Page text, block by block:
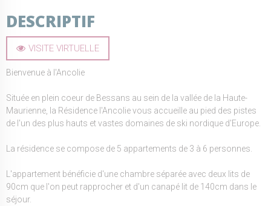
DESCRIPTIF
VISITE VIRTUELLE
Bienvenue à l'Ancolie
Située en plein coeur de Bessans au sein de la vallée de la Haute-
Maurienne, la Résidence l'Ancolie vous accueille au pied des pistes
de l'un des plus hauts et vastes domaines de ski nordique d'Europe.
La résidence se compose de 5 appartements de 3 à 6 personnes.
L'appartement bénéficie d'une chambre séparée avec deux lits de
90cm que l'on peut rapprocher et d'un canapé lit de 140cm dans le
séjour.